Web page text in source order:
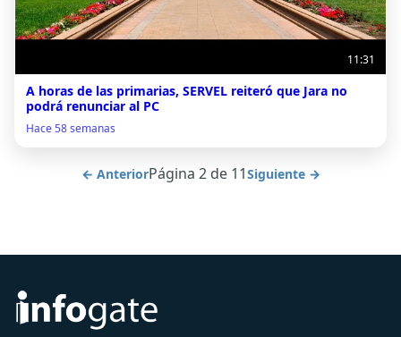
11:31
A horas de las primarias, SERVEL reiteró que Jara no
podrá renunciar al PC
Hace 58 semanas
← AnteriorPágina 2 de 11Siguiente →